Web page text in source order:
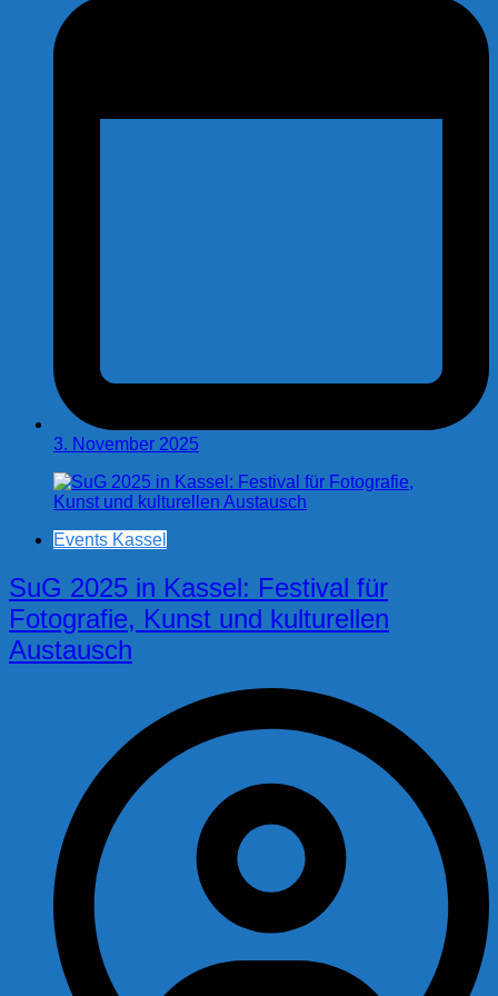
3. November 2025
Events Kassel
SuG 2025 in Kassel: Festival für
Fotografie, Kunst und kulturellen
Austausch